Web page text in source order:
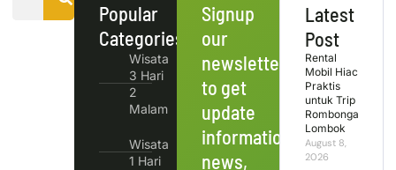
Popular
Categories
Wisata
3 Hari
2
Malam
Wisata
1 Hari
Signup
our
newsletter
to get
update
information,
news,
Latest
Post
Rental
Mobil Hiace
Praktis
untuk Trip
Rombongan
Lombok
August 8,
2026